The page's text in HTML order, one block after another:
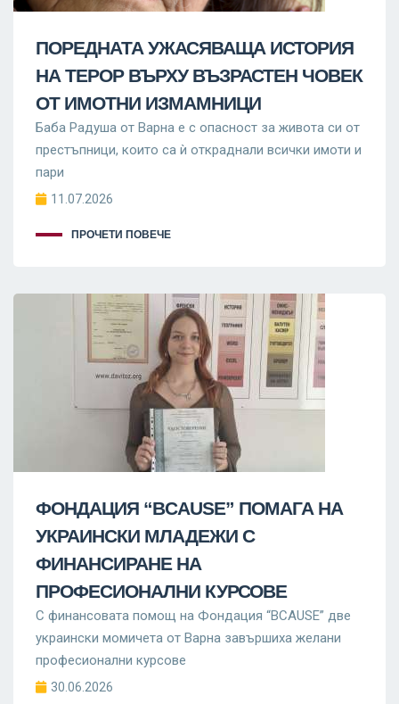
ПОРЕДНАТА УЖАСЯВАЩА ИСТОРИЯ
НА ТЕРОР ВЪРХУ ВЪЗРАСТЕН ЧОВЕК
ОТ ИМОТНИ ИЗМАМНИЦИ
Баба Радуша от Варна е с опасност за живота си от
престъпници, които са ѝ откраднали всички имоти и
пари
11.07.2026
ПРОЧЕТИ ПОВЕЧЕ
ФОНДАЦИЯ “BCAUSE” ПОМАГА НА
УКРАИНСКИ МЛАДЕЖИ С
ФИНАНСИРАНЕ НА
ПРОФЕСИОНАЛНИ КУРСОВЕ
С финансовата помощ на Фондация “BCAUSE” две
украински момичета от Варна завършиха желани
професионални курсове
30.06.2026